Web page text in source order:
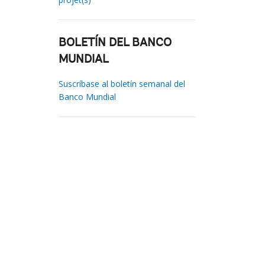
BOLETÍN DEL BANCO
MUNDIAL
Suscríbase al boletín semanal del
Banco Mundial